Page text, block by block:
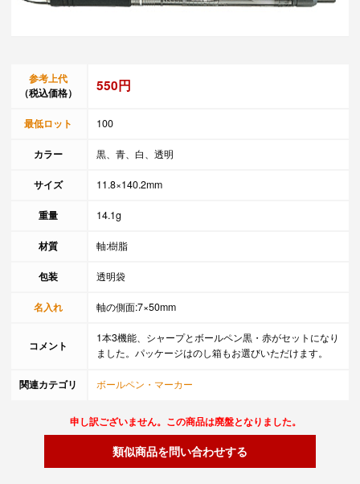
参考上代
（税込価格）
550円
最低ロット 100
カラー 黒、青、白、透明
サイズ 11.8×140.2mm
重量 14.1g
材質 軸:樹脂
包装 透明袋
名入れ 軸の側面:7×50mm
コメント
1本3機能、シャープとボールペン黒・赤がセットになり
ました。パッケージはのし箱もお選びいただけます。
関連カテゴリ ボールペン・マーカー
申し訳ございません。この商品は廃盤となりました。
類似商品を問い合わせする